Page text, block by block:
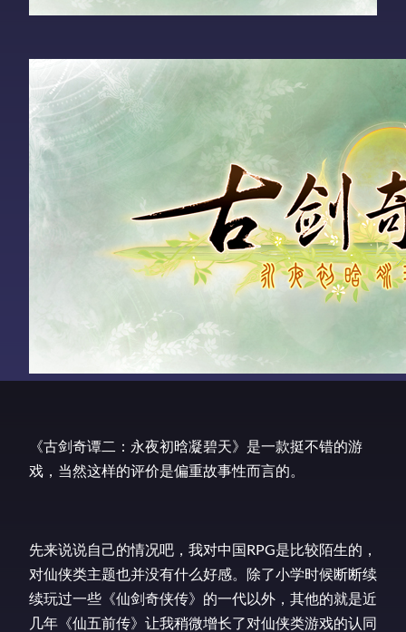
《古剑奇谭二：永夜初晗凝碧天》是一款挺不错的游
戏，当然这样的评价是偏重故事性而言的。
先来说说自己的情况吧，我对中国RPG是比较陌生的，
对仙侠类主题也并没有什么好感。除了小学时候断断续
续玩过一些《仙剑奇侠传》的一代以外，其他的就是近
几年《仙五前传》让我稍微增长了对仙侠类游戏的认同